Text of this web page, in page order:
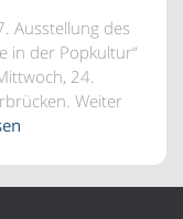
Ausstellung des
in der Popkultur“
24.
Weiter